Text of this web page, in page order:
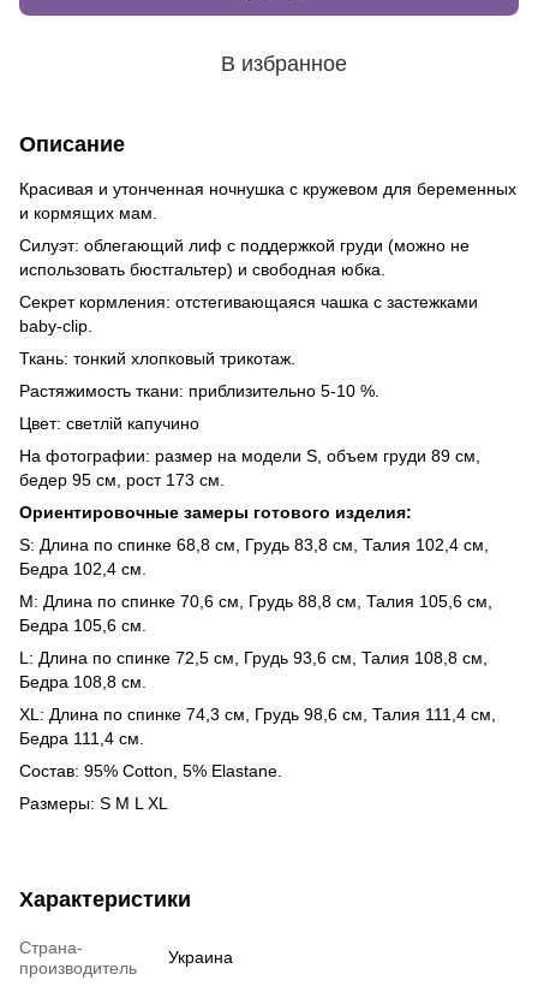
В избранное
Описание
Красивая и утонченная ночнушка с кружевом для беременных
и кормящих мам.
Силуэт: облегающий лиф с поддержкой груди (можно не
использовать бюстгальтер) и свободная юбка.
Секрет кормления: отстегивающаяся чашка с застежками
baby-clip.
Ткань: тонкий хлопковый трикотаж.
Растяжимость ткани: приблизительно 5-10 %.
Цвет: светлій капучино
На фотографии: размер на модели S, объем груди 89 см,
бедер 95 см, рост 173 см.
Ориентировочные замеры готового изделия:
S: Длина по спинке 68,8 см, Грудь 83,8 см, Талия 102,4 см,
Бедра 102,4 см.
M: Длина по спинке 70,6 см, Грудь 88,8 см, Талия 105,6 см,
Бедра 105,6 см.
L: Длина по спинке 72,5 см, Грудь 93,6 см, Талия 108,8 см,
Бедра 108,8 см.
XL: Длина по спинке 74,3 см, Грудь 98,6 см, Талия 111,4 см,
Бедра 111,4 см.
Состав: 95% Cotton, 5% Elastane.
Размеры: S M L XL
Характеристики
Страна-
производитель
Украина